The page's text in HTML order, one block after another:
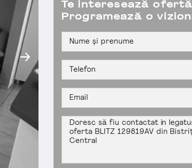
Te interesează
Programează o